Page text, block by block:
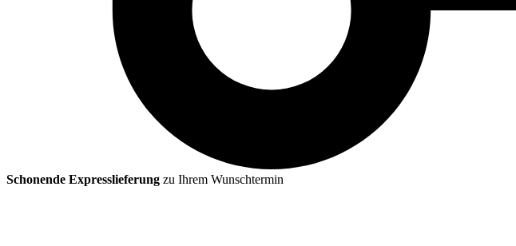
Schonende Expresslieferung zu Ihrem Wunschtermin